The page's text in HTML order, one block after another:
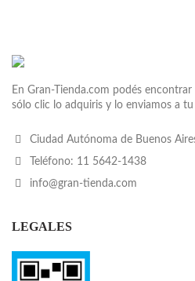
En Gran-Tienda.com podés
sólo clic lo adquiris y lo enviamos a tu
Ciudad Autónoma de Buenos
Teléfono: 11 5642-1438
info@gran-tienda.com
LEGALES